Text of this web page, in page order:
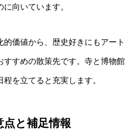
向いています。
的価値から、歴史好きにもアート
すすめの散策先です。寺と博物館
を立てると充実します。
点と補足情報